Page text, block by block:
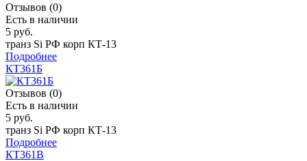
Отзывов (0)
Есть в наличии
5 руб.
транз Si РФ корп КТ-13
Подробнее
КТ361Б
Отзывов (0)
Есть в наличии
5 руб.
транз Si РФ корп КТ-13
Подробнее
КТ361В